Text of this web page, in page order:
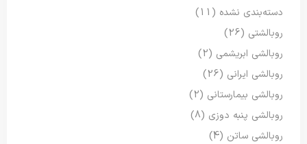
دسته‌بندی نشده (11)
روبالشتی (26)
روبالشی ابریشمی (2)
روبالشی ایرانی (26)
روبالشی بیمارستانی (2)
روبالشی پنبه دوزی (8)
روبالشی ساتن (4)